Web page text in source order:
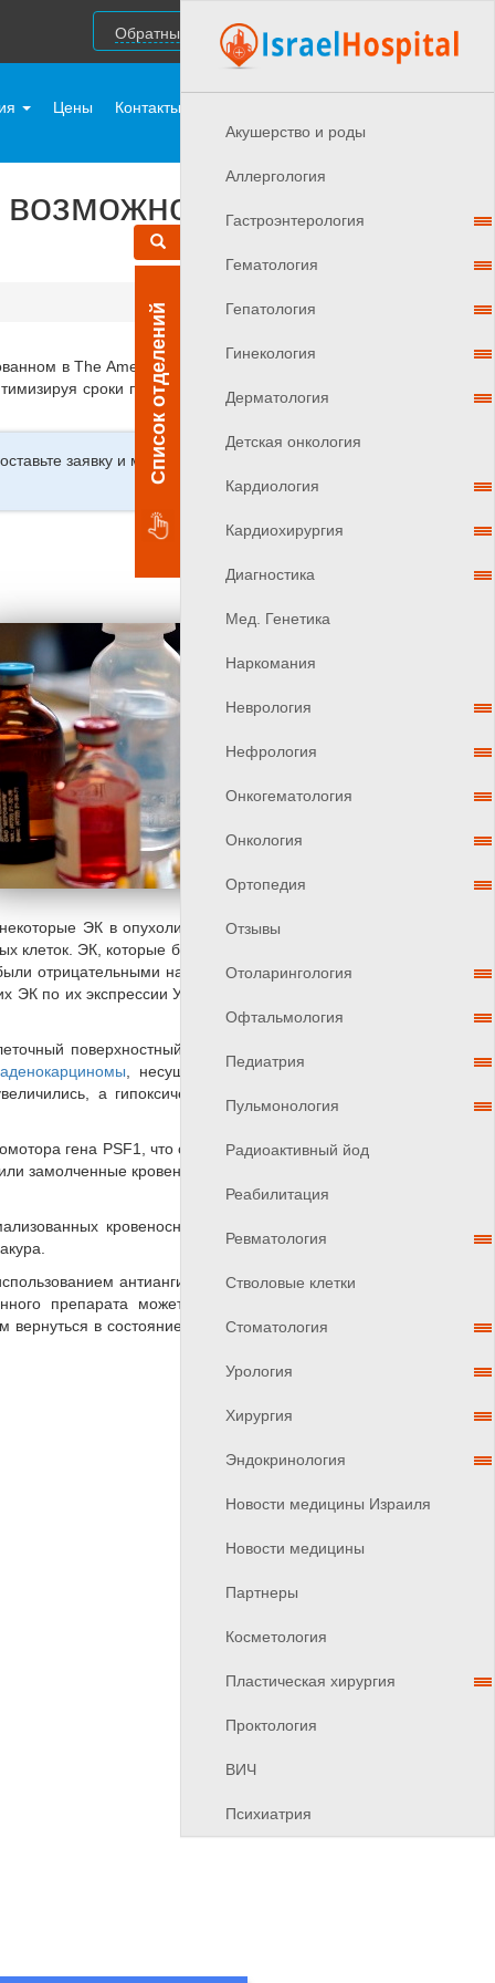
Список отделений
Акушерствo и роды
Аллергология
Гастроэнтерология
Гематология
Гепатология
Гинекология
Дерматология
Детская онкология
Кардиология
Кардиохирургия
Диагностика
Мед. Генетика
Наркомания
Неврология
Нефрология
Онкогематология
Онкология
Ортопедия
Отзывы
Отоларингология
Офтальмология
Педиатрия
Пульмонология
Радиоактивный йод
Реабилитация
Ревматология
Стволовые клетки
Стоматология
Урология
Хирургия
Эндокринология
Новости медицины Израиля
Новости медицины
Партнеры
Косметология
Пластическая хирургия
Проктология
ВИЧ
Психиатрия
Обратный звонок
Цены Контакты
для
в The American Journal of Pathology, описан
сроки противораковых терапий, включая
заявку и мы свяжемся с
ЭК в опухоли и около нее смещались к
клеток. ЭК, которые были высокими в экспрессии
отрицательными на зеленый флуоресцентный
ЭК по их экспрессии УЗФБ», - прокомментировал
поверхностный белок CD109. Экспрессия
, несущие НТ29, совпадающие с
а гипоксические районы значительно
гена PSF1, что связано с репликацией ДНК
замолченные кровеносные сосуды в сосудистой
кровеносных сосудов, что позволяет
антиангиогенных средств, таких как
препарата может повысить эффективность
в состояние покоя и «нормализовать»,